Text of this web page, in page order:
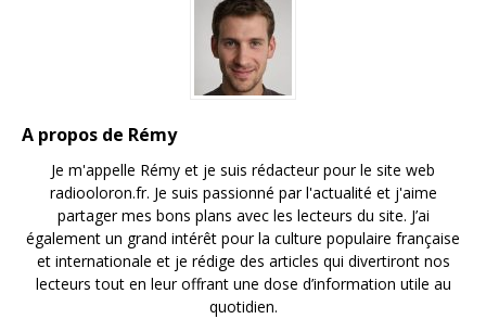
A propos de Rémy
Je m'appelle Rémy et je suis rédacteur pour le site web
radiooloron.fr. Je suis passionné par l'actualité et j'aime
partager mes bons plans avec les lecteurs du site. J’ai
également un grand intérêt pour la culture populaire française
et internationale et je rédige des articles qui divertiront nos
lecteurs tout en leur offrant une dose d’information utile au
quotidien.